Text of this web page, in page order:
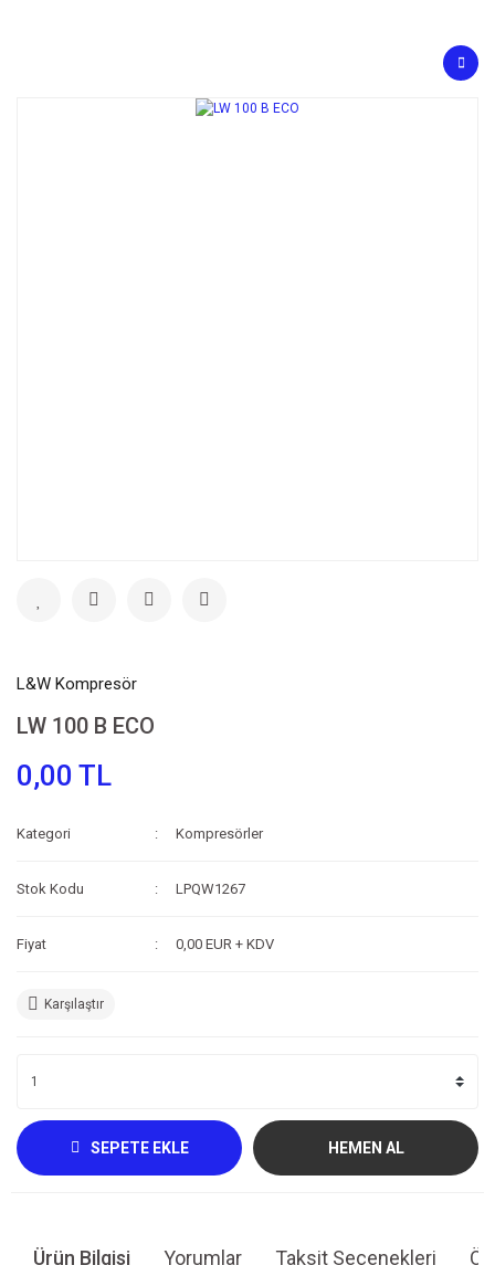
L&W Kompresör
LW 100 B ECO
0,00 TL
Kategori Kompresörler
Stok Kodu LPQW1267
Fiyat 0,00 EUR + KDV
Karşılaştır
SEPETE EKLE HEMEN AL
Ürün Bilgisi Yorumlar Taksit Seçenekleri